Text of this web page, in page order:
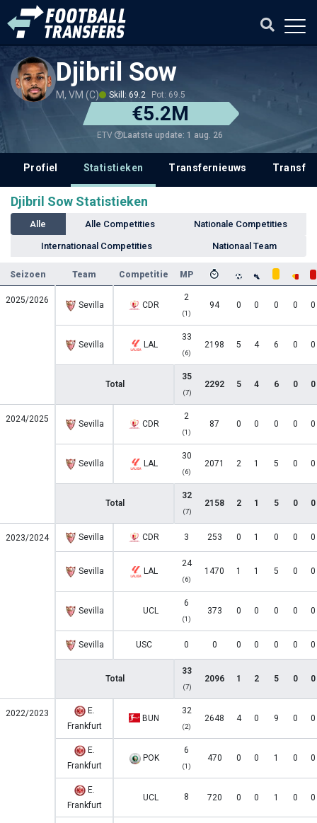
Djibril Sow
M, VM (C) Skill: 69.2 Pot: 69.5
€5.2M
ETV Laatste update: 1 aug. 26
Profiel Statistieken Transfernieuws
Djibril Sow Statistieken
Alle Alle Competities Nationale Competities
Internationaal Competities Nationaal Team
Seizoen Team Competitie MP
2025/2026 Sevilla CDR
2
(1)
94 0 0 0 0 0
Sevilla LAL
33
(6)
2198 5 4 6 0 0
Total
35
(7)
2292 5 4 6 0 0
2024/2025 Sevilla CDR
2
(1)
87 0 0 0 0 0
Sevilla LAL
30
(6)
2071 2 1 5 0 0
Total
32
(7)
2158 2 1 5 0 0
2023/2024 Sevilla CDR 3 253 0 1 0 0 0
Sevilla LAL
24
(6)
1470 1 1 5 0 0
Sevilla UCL
6
(1)
373 0 0 0 0 0
Sevilla USC 0 0 0 0 0 0 0
Total
33
(7)
2096 1 2 5 0 0
2022/2023
E.
Frankfurt
BUN
32
(2)
2648 4 0 9 0 0
E.
Frankfurt
POK
6
(1)
470 0 0 1 0 0
E.
Frankfurt
UCL 8 720 0 0 1 0 0